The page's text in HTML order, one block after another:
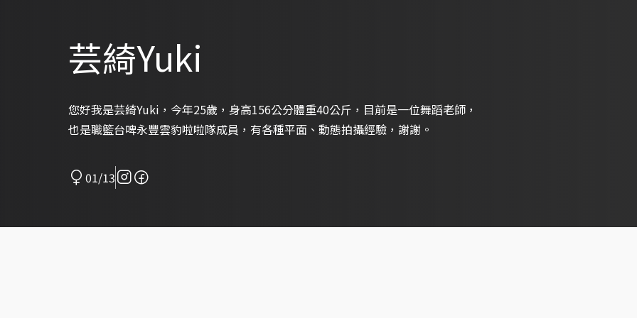
芸綺Yuki
您好我是芸綺Yuki，今年25歲，身高156公分體重40公斤，目前是一位舞蹈老師，
也是職籃台啤永豐雲豹啦啦隊成員，有各種平面、動態拍攝經驗，謝謝。
01/13